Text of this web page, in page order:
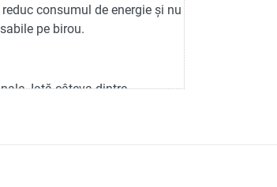
consumul de energie și nu
pe birou.
Iată câteva dintre